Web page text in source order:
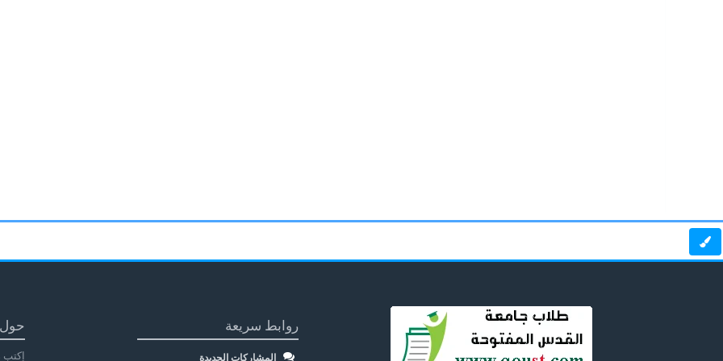
روابط سريعة
المشاركات الجديدة